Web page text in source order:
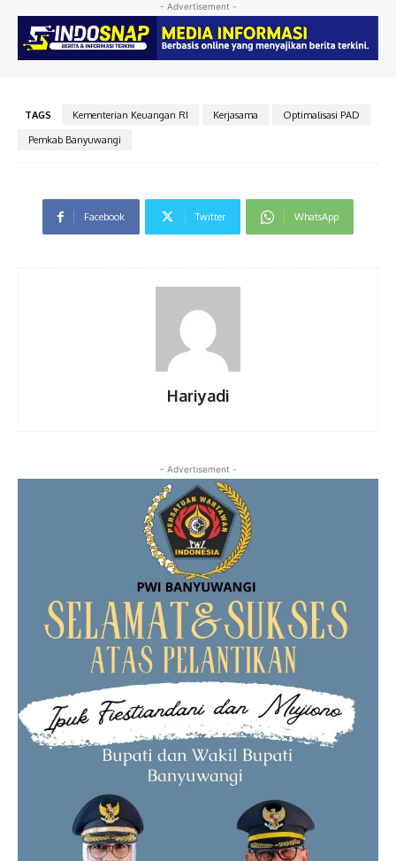
- Advertisement -
TAGS Kementerian Keuangan RI Kerjasama
Optimalisasi PAD
Pemkab Banyuwangi
Facebook Twitter WhatsApp
Hariyadi
- Advertisement -